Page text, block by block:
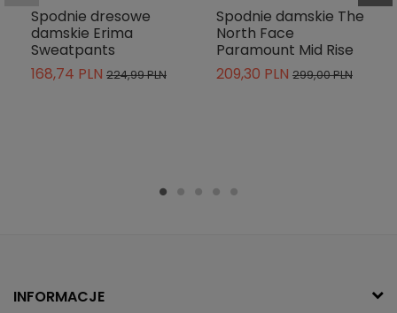
Spodnie dresowe
damskie Erima
Sweatpants
168,74 PLN 224,99 PLN
Spodnie damskie The
North Face
Paramount Mid Rise
209,30 PLN 299,00 PLN
INFORMACJE